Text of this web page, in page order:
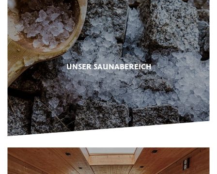
UNSER SAUNABEREICH